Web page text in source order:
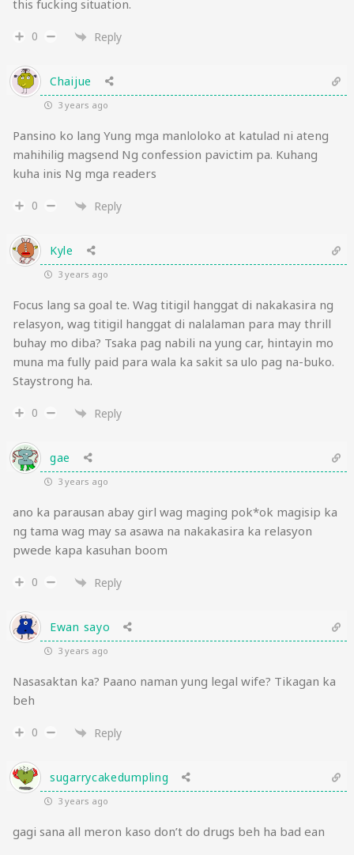
this fucking situation.
0 Reply
Chaijue
3 years ago
Pansino ko lang Yung mga manloloko at katulad ni ateng
mahihilig magsend Ng confession pavictim pa. Kuhang
kuha inis Ng mga readers
0 Reply
Kyle
3 years ago
Focus lang sa goal te. Wag titigil hanggat di nakakasira ng
relasyon, wag titigil hanggat di nalalaman para may thrill
buhay mo diba? Tsaka pag nabili na yung car, hintayin mo
muna ma fully paid para wala ka sakit sa ulo pag na-buko.
Staystrong ha.
0 Reply
gae
3 years ago
ano ka parausan abay girl wag maging pok*ok magisip ka
ng tama wag may sa asawa na nakakasira ka relasyon
pwede kapa kasuhan boom
0 Reply
Ewan sayo
3 years ago
Nasasaktan ka? Paano naman yung legal wife? Tikagan ka
beh
0 Reply
sugarrycakedumpling
3 years ago
gagi sana all meron kaso don’t do drugs beh ha bad ean